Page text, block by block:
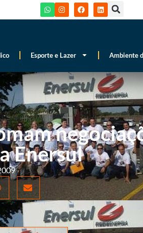
Esporte e Lazer Ambiente
Enersul